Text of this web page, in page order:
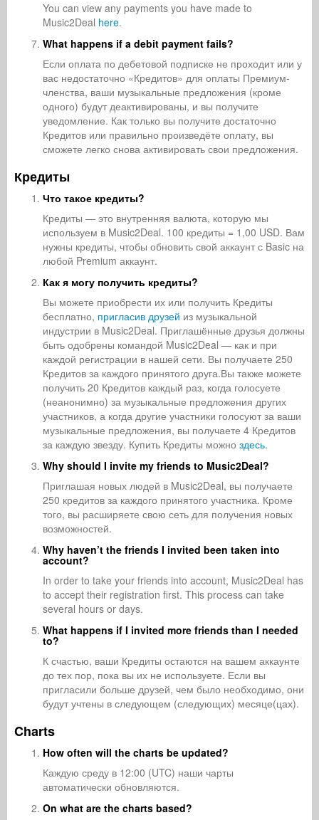
You can view any payments you have made to
Music2Deal here.
What happens if a debit payment fails?
Если оплата по дебетовой подписке не проходит или у
вас недостаточно «Кредитов» для оплаты Премиум-
членства, ваши музыкальные предложения (кроме
одного) будут деактивированы, и вы получите
уведомление. Как только вы получите достаточно
Кредитов или правильно произведёте оплату, вы
сможете легко снова активировать свои предложения.
Кредиты
Что такое кредиты?
Кредиты — это внутренняя валюта, которую мы
используем в Music2Deal. 100 кредиты = 1,00 USD. Вам
нужны кредиты, чтобы обновить свой аккаунт с Basic на
любой Premium аккаунт.
Как я могу получить кредиты?
Вы можете приобрести их или получить Кредиты
бесплатно, пригласив друзей из музыкальной
индустрии в Music2Deal. Приглашённые друзья должны
быть одобрены командой Music2Deal — как и при
каждой регистрации в нашей сети. Вы получаете 250
Кредитов за каждого принятого друга.Вы также можете
получить 20 Кредитов каждый раз, когда голосуете
(неанонимно) за музыкальные предложения других
участников, а когда другие участники голосуют за ваши
музыкальные предложения, вы получаете 4 Кредитов
за каждую звезду. Купить Кредиты можно здесь.
Why should I invite my friends to Music2Deal?
Приглашая новых людей в Music2Deal, вы получаете
250 кредитов за каждого принятого участника. Кроме
того, вы расширяете свою сеть для получения новых
возможностей.
Why haven’t the friends I invited been taken into
account?
In order to take your friends into account, Music2Deal has
to accept their registration first. This process can take
several hours or days.
What happens if I invited more friends than I needed
to?
К счастью, ваши Кредиты остаются на вашем аккаунте
до тех пор, пока вы их не используете. Если вы
пригласили больше друзей, чем было необходимо, они
будут учтены в следующем (следующих) месяце(цах).
Charts
How often will the charts be updated?
Каждую среду в 12:00 (UTC) наши чарты
автоматически обновляются.
On what are the charts based?